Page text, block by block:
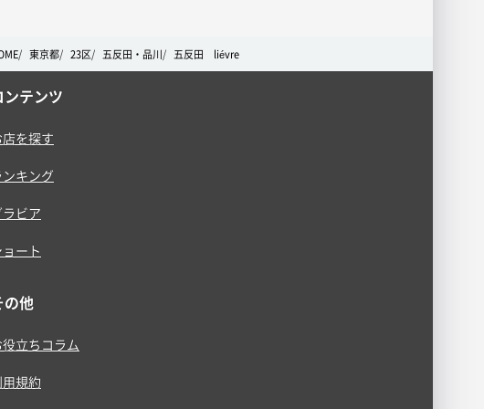
東京都 23区 五反田・品川 五反田 liévre
ンテンツ
を探す
キング
ビア
ート
の他
立ちコラム
規約